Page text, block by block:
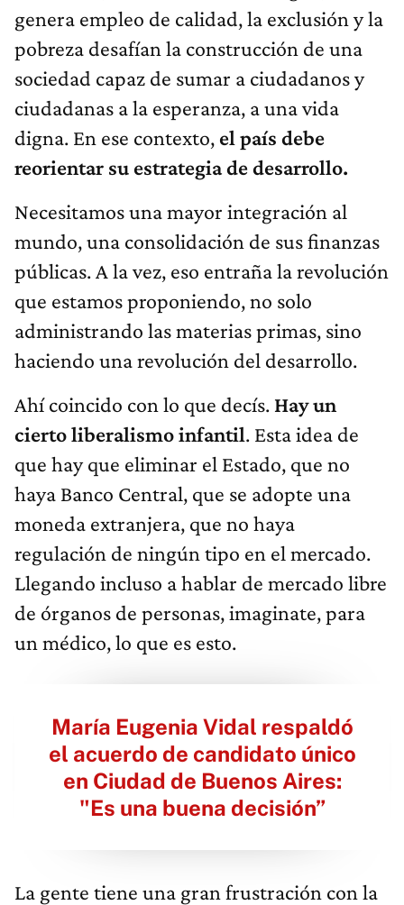
genera empleo de calidad, la exclusión y la
pobreza desafían la construcción de una
sociedad capaz de sumar a ciudadanos y
ciudadanas a la esperanza, a una vida
digna. En ese contexto, el país debe
reorientar su estrategia de desarrollo.
Necesitamos una mayor integración al
mundo, una consolidación de sus finanzas
públicas. A la vez, eso entraña la revolución
que estamos proponiendo, no solo
administrando las materias primas, sino
haciendo una revolución del desarrollo.
Ahí coincido con lo que decís. Hay un
cierto liberalismo infantil. Esta idea de
que hay que eliminar el Estado, que no
haya Banco Central, que se adopte una
moneda extranjera, que no haya
regulación de ningún tipo en el mercado.
Llegando incluso a hablar de mercado libre
de órganos de personas, imaginate, para
un médico, lo que es esto.
María Eugenia Vidal respaldó
el acuerdo de candidato único
en Ciudad de Buenos Aires:
"Es una buena decisión”
La gente tiene una gran frustración con la